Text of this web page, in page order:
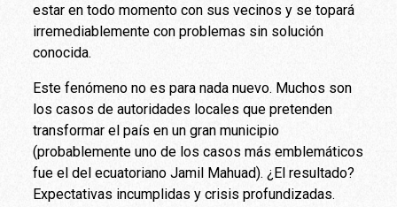
estar en todo momento con sus vecinos y se topará
irremediablemente con problemas sin solución
conocida.
Este fenómeno no es para nada nuevo. Muchos son
los casos de autoridades locales que pretenden
transformar el país en un gran municipio
(probablemente uno de los casos más emblemáticos
fue el del ecuatoriano Jamil Mahuad). ¿El resultado?
Expectativas incumplidas y crisis profundizadas.